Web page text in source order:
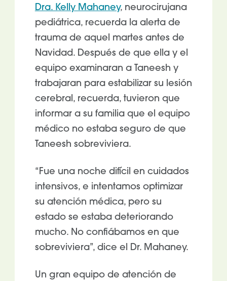
Dra. Kelly Mahaney, neurocirujana
pediátrica, recuerda la alerta de
trauma de aquel martes antes de
Navidad. Después de que ella y el
equipo examinaran a Taneesh y
trabajaran para estabilizar su lesión
cerebral, recuerda, tuvieron que
informar a su familia que el equipo
médico no estaba seguro de que
Taneesh sobreviviera.
“Fue una noche difícil en cuidados
intensivos, e intentamos optimizar
su atención médica, pero su
estado se estaba deteriorando
mucho. No confiábamos en que
sobreviviera”, dice el Dr. Mahaney.
Un gran equipo de atención de